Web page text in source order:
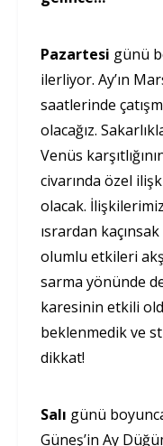
Pazartesi günü
ilerliyor. Ay’ın
saatlerinde
olacağız.
Venüs
civarında özel
olacak.
ısrardan
olumlu etkileri
sarma yönünde
karesinin etkili
beklenmedik ve
dikkat!
Salı günü
Güneş’in Ay